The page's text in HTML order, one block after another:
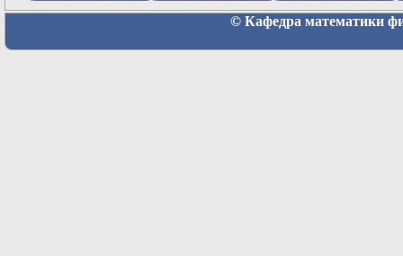
© Кафедра математики